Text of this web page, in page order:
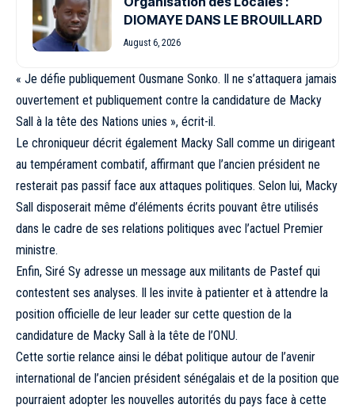
DIOMAYE DANS LE BROUILLARD
August 6, 2026
« Je défie publiquement Ousmane Sonko. Il ne s’attaquera jamais
ouvertement et publiquement contre la candidature de Macky
Sall à la tête des Nations unies », écrit-il.
Le chroniqueur décrit également Macky Sall comme un dirigeant
au tempérament combatif, affirmant que l’ancien président ne
resterait pas passif face aux attaques politiques. Selon lui, Macky
Sall disposerait même d’éléments écrits pouvant être utilisés
dans le cadre de ses relations politiques avec l’actuel Premier
ministre.
Enfin, Siré Sy adresse un message aux militants de Pastef qui
contestent ses analyses. Il les invite à patienter et à attendre la
position officielle de leur leader sur cette question de la
candidature de Macky Sall à la tête de l’ONU.
Cette sortie relance ainsi le débat politique autour de l’avenir
international de l’ancien président sénégalais et de la position que
pourraient adopter les nouvelles autorités du pays face à cette